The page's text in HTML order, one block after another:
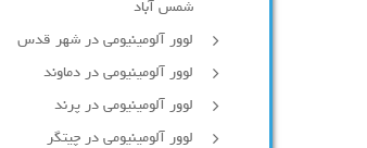
شمس آباد
لوور آلومینیومی در شهر قدس
لوور آلومینیومی در دماوند
لوور آلومینیومی در پرند
لوور آلومینیومی در چیتگر